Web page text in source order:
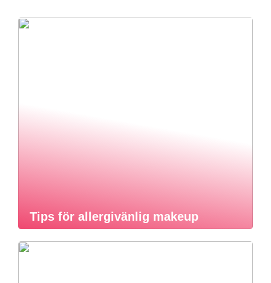
Tips för allergivänlig makeup